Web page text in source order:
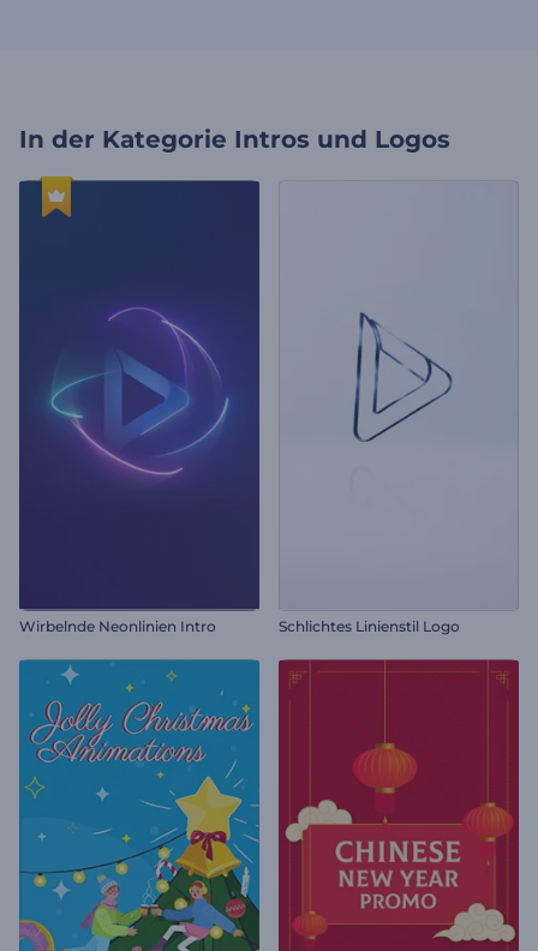
In der Kategorie Intros und Logos
Wirbelnde Neonlinien Intro Schlichtes Linienstil Logo